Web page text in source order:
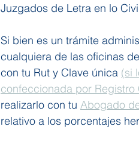
Juzgados de Letra en lo
Si bien es un trámite
cualquiera de las oficinas
con tu Rut y Clave única (si
confeccionada por
realizarlo con tu Abogado
relativo a los porcentajes